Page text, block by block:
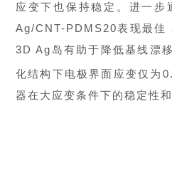
应变下也保持稳定。进一
Ag/CNT-PDMS20表现最佳
3D Ag岛有助于降低基线漂
化结构下电极界面应变仅为
器在大应变条件下的稳定性和